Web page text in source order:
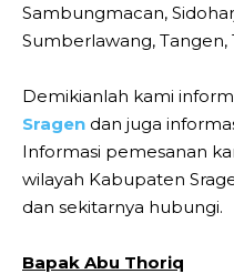
Sambungmacan,
Sumberlawang, Tangen,
Demikianlah kami
Sragen dan juga
Informasi pemesanan
wilayah Kabupaten
dan sekitarnya hubungi.
Bapak Abu Thoriq